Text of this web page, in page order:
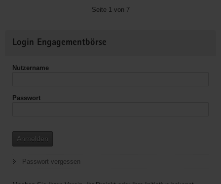
Seite 1 von 7
Informationen
Login Engagementbörse
Nutzername
Passwort
Anmelden
Passwort vergessen